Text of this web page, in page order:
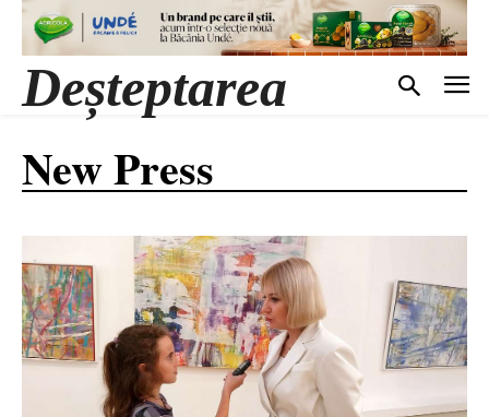
Deșteptarea
New Press